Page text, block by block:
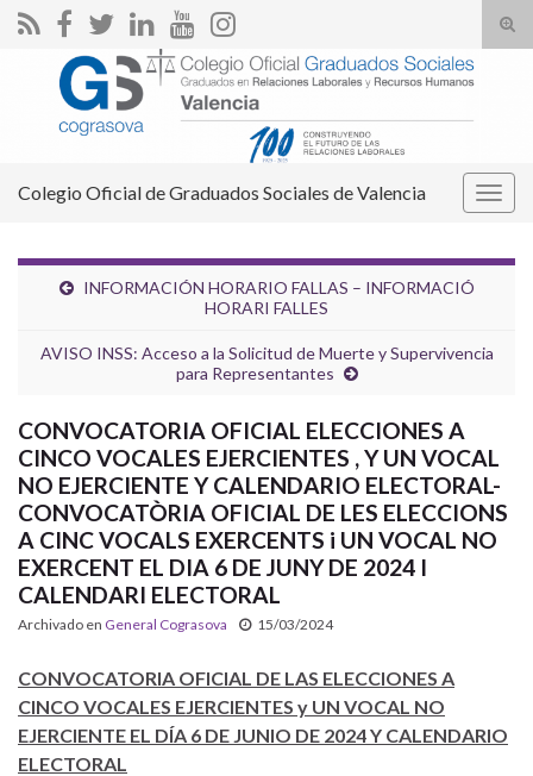
el
Search for:
Colegio Oficial de Graduados Sociales de Valencia
INFORMACIÓN HORARIO FALLAS – INFORMACIÓ
HORARI FALLES
AVISO INSS: Acceso a la Solicitud de Muerte y Supervivencia
para Representantes
CONVOCATORIA OFICIAL ELECCIONES A
CINCO VOCALES EJERCIENTES , Y UN VOCAL
NO EJERCIENTE Y CALENDARIO ELECTORAL-
CONVOCATÒRIA OFICIAL DE LES ELECCIONS
A CINC VOCALS EXERCENTS i UN VOCAL NO
EXERCENT EL DIA 6 DE JUNY DE 2024 I
CALENDARI ELECTORAL
Archivado en General Cograsova 15/03/2024
CONVOCATORIA OFICIAL DE LAS ELECCIONES A
CINCO VOCALES EJERCIENTES y UN VOCAL NO
EJERCIENTE EL DÍA 6 DE JUNIO DE 2024 Y CALENDARIO
ELECTORAL